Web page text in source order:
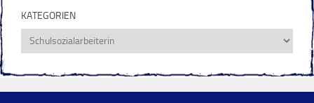
KATEGORIEN
Kategorien